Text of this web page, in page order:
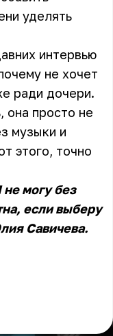
уделять
интервью
не хочет
ради дочери.
она просто не
музыки и
этого, точно
не могу без
если выберу
Савичева.